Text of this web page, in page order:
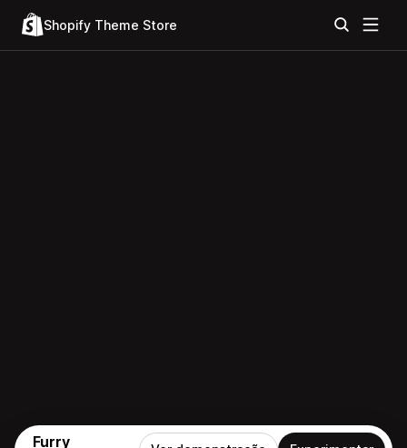
Shopify Theme Store
Furry